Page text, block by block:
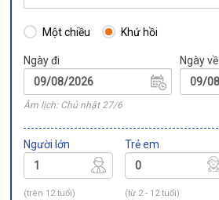
Một chiều Khứ hồi
Ngày đi
Âm lịch: Chủ nhật 27/6
Ngày về
Người lớn
(trên 12 tuổi)
Trẻ em
(từ 2 - 12 tuổi)